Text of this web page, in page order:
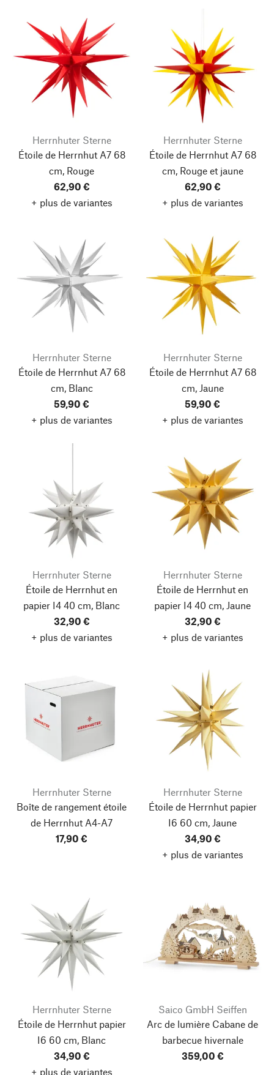
Herrnhuter Sterne
Étoile de Herrnhut A7 68
cm, Rouge
62,90 €
+ plus de variantes
Herrnhuter Sterne
Étoile de Herrnhut A7 68
cm, Rouge et jaune
62,90 €
+ plus de variantes
Herrnhuter Sterne
Étoile de Herrnhut A7 68
cm, Blanc
59,90 €
+ plus de variantes
Herrnhuter Sterne
Étoile de Herrnhut A7 68
cm, Jaune
59,90 €
+ plus de variantes
Herrnhuter Sterne
Étoile de Herrnhut en
papier I4 40 cm, Blanc
32,90 €
+ plus de variantes
Herrnhuter Sterne
Étoile de Herrnhut en
papier I4 40 cm, Jaune
32,90 €
+ plus de variantes
Herrnhuter Sterne
Boîte de rangement étoile
de Herrnhut A4-A7
17,90 €
Herrnhuter Sterne
Étoile de Herrnhut papier
I6 60 cm, Jaune
34,90 €
+ plus de variantes
Herrnhuter Sterne
Étoile de Herrnhut papier
I6 60 cm, Blanc
34,90 €
+ plus de variantes
Saico GmbH Seiffen
Arc de lumière Cabane de
barbecue hivernale
359,00 €